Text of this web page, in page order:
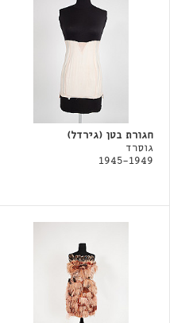
חגורת בטן (גירדל)
גוסרד
1945-1949